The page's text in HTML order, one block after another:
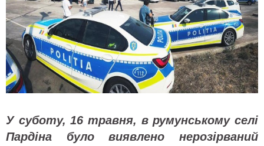
У суботу, 16 травня, в румунському селі
Пардіна було виявлено нерозірваний